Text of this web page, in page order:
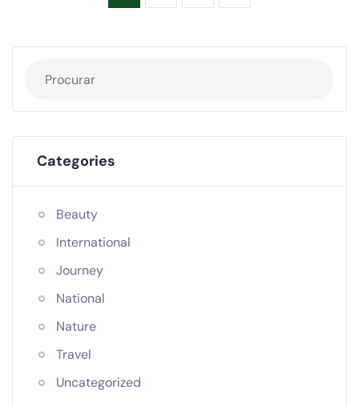
Categories
Beauty
International
Journey
National
Nature
Travel
Uncategorized